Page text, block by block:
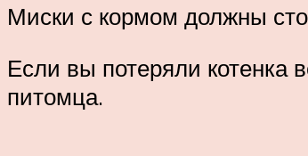
Миски с кормом должны
Если вы потеряли котенка
питомца.